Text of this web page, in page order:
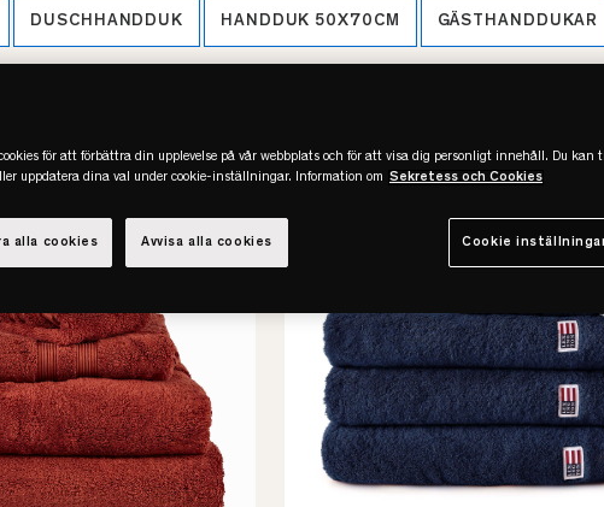
DUSCHHANDDUK HANDDUK 50X70CM GÄSTHANDDUKAR
Slut online
för att förbättra din upplevelse på vår webbplats och för att visa dig personligt innehåll. Du kan
uppdatera dina val under cookie-inställningar. Information om Sekretess och Cookies
Cookie
Avvisa alla cookies
alla cookies